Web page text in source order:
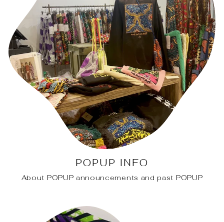
POPUP INFO
About POPUP announcements and past POPUP